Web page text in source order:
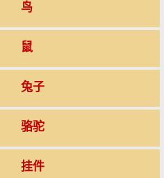
鸟
鼠
兔子
骆驼
挂件